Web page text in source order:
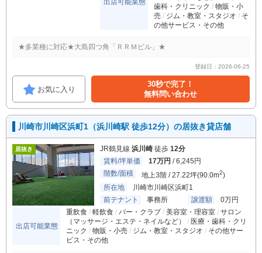
出店可能業態
歯科・クリニック
物販・小
売
ジム・教室・スタジオ
そ
の他サービス・その他
★多業種に対応★大島四つ角「ＲＲＭビル」★
登録日：2026-06-25
お気に入り
30秒で完了！
無料問い合わせ
川崎市川崎区浜町1（浜川崎駅 徒歩12分）の居抜き貸店舗
居抜き JR鶴見線 浜川崎 徒歩 12分
賃料/坪単価
17万円 / 6,245円
階数/面積
地上3階 / 27.22坪(90.0m2)
所在地
川崎市川崎区浜町1
前テナント
事務所 譲渡額 0万円
出店可能業態
重飲食 軽飲食 バー・クラブ 美容室・理容室
サロン
（マッサージ・エステ・ネイルなど）
医療・歯科・クリ
ニック
物販・小売 ジム・教室・スタジオ
その他サー
ビス・その他